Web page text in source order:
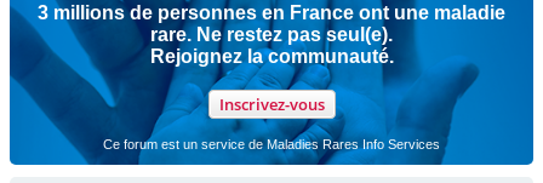
3 millions de personnes en France ont une maladie
rare. Ne restez pas seul(e).
Rejoignez la communauté.
Inscrivez-vous
Ce forum est un service de Maladies Rares Info Services